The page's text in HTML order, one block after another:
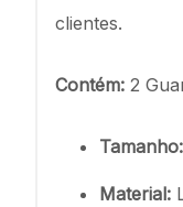
clientes.
Contém: 2
Tamanho:
Material: